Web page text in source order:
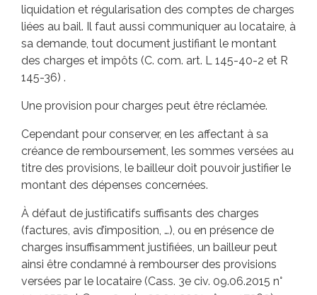
liquidation et régularisation des comptes de charges
liées au bail. Il faut aussi communiquer au locataire, à
sa demande, tout document justifiant le montant
des charges et impôts (C. com. art. L 145-40-2 et R
145-36) .
Une provision pour charges peut être réclamée.
Cependant pour conserver, en les affectant à sa
créance de remboursement, les sommes versées au
titre des provisions, le bailleur doit pouvoir justifier le
montant des dépenses concernées.
À défaut de justificatifs suffisants des charges
(factures, avis d’imposition, …), ou en présence de
charges insuffisamment justifiées, un bailleur peut
ainsi être condamné à rembourser des provisions
versées par le locataire (Cass. 3e civ. 09.06.2015 n°